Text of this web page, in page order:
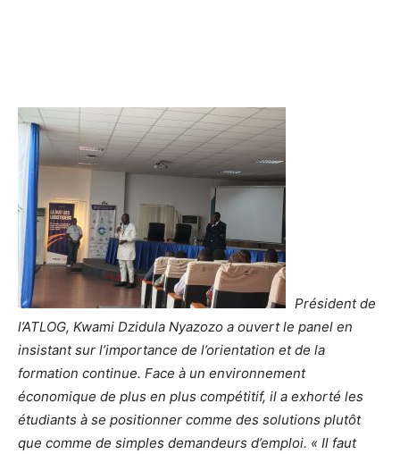
Président de
l’ATLOG, Kwami Dzidula Nyazozo a ouvert le panel en
insistant sur l’importance de l’orientation et de la
formation continue. Face à un environnement
économique de plus en plus compétitif, il a exhorté les
étudiants à se positionner comme des solutions plutôt
que comme de simples demandeurs d’emploi. « Il faut